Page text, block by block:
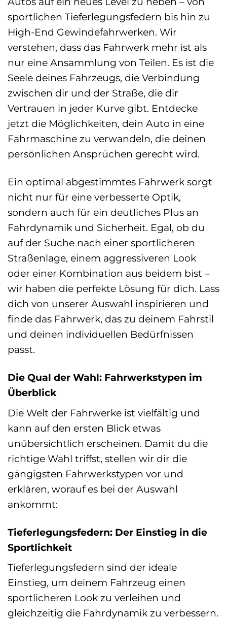
sportlichen Tieferlegungsfedern bis hin zu
High-End Gewindefahrwerken. Wir
verstehen, dass das Fahrwerk mehr ist als
nur eine Ansammlung von Teilen. Es ist die
Seele deines Fahrzeugs, die Verbindung
zwischen dir und der Straße, die dir
Vertrauen in jeder Kurve gibt. Entdecke
jetzt die Möglichkeiten, dein Auto in eine
Fahrmaschine zu verwandeln, die deinen
persönlichen Ansprüchen gerecht wird.
Ein optimal abgestimmtes Fahrwerk sorgt
nicht nur für eine verbesserte Optik,
sondern auch für ein deutliches Plus an
Fahrdynamik und Sicherheit. Egal, ob du
auf der Suche nach einer sportlicheren
Straßenlage, einem aggressiveren Look
oder einer Kombination aus beidem bist –
wir haben die perfekte Lösung für dich. Lass
dich von unserer Auswahl inspirieren und
finde das Fahrwerk, das zu deinem Fahrstil
und deinen individuellen Bedürfnissen
passt.
Die Qual der Wahl: Fahrwerkstypen im
Überblick
Die Welt der Fahrwerke ist vielfältig und
kann auf den ersten Blick etwas
unübersichtlich erscheinen. Damit du die
richtige Wahl triffst, stellen wir dir die
gängigsten Fahrwerkstypen vor und
erklären, worauf es bei der Auswahl
ankommt:
Tieferlegungsfedern: Der Einstieg in die
Sportlichkeit
Tieferlegungsfedern sind der ideale
Einstieg, um deinem Fahrzeug einen
sportlicheren Look zu verleihen und
gleichzeitig die Fahrdynamik zu verbessern.